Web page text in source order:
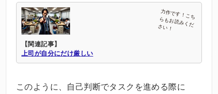
【関連記事】
上司が自分にだけ厳しい
このように、自己判断でタスクを進める際に